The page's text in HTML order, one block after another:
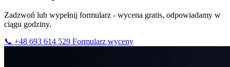
Zadzwoń lub wypełnij formularz - wycena gratis, odpowiadamy w
ciągu godziny.
📞 +48 693 614 529 Formularz wyceny